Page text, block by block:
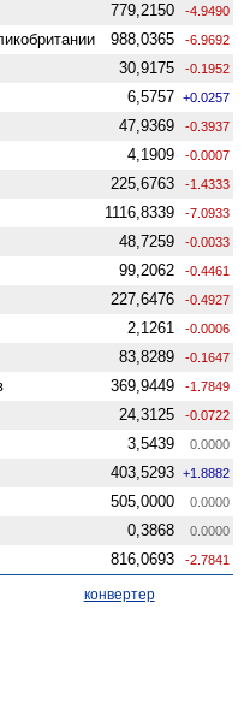
779,2150 -4.9490
988,0365 -6.9692
30,9175 -0.1952
6,5757 +0.0257
47,9369 -0.3937
4,1909 -0.0007
225,6763 -1.4333
1116,8339 -7.0933
48,7259 -0.0033
99,2062 -0.4461
227,6476 -0.4927
2,1261 -0.0006
83,8289 -0.1647
369,9449 -1.7849
24,3125 -0.0722
3,5439 0.0000
403,5293 +1.8882
505,0000 0.0000
0,3868 0.0000
816,0693 -2.7841
конвертер